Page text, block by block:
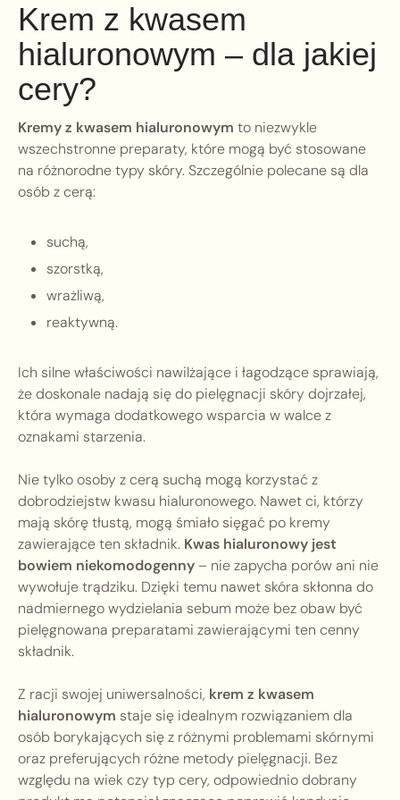
Krem z kwasem
hialuronowym – dla jakiej
cery?
Kremy z kwasem hialuronowym to niezwykle
wszechstronne preparaty, które mogą być stosowane
na różnorodne typy skóry. Szczególnie polecane są dla
osób z cerą:
suchą,
szorstką,
wrażliwą,
reaktywną.
Ich silne właściwości nawilżające i łagodzące sprawiają,
że doskonale nadają się do pielęgnacji skóry dojrzałej,
która wymaga dodatkowego wsparcia w walce z
oznakami starzenia.
Nie tylko osoby z cerą suchą mogą korzystać z
dobrodziejstw kwasu hialuronowego. Nawet ci, którzy
mają skórę tłustą, mogą śmiało sięgać po kremy
zawierające ten składnik. Kwas hialuronowy jest
bowiem niekomodogenny– nie zapycha porów ani nie
wywołuje trądziku. Dzięki temu nawet skóra skłonna do
nadmiernego wydzielania sebum może bez obaw być
pielęgnowana preparatami zawierającymi ten cenny
składnik.
Z racji swojej uniwersalności, krem z kwasem
hialuronowym staje się idealnym rozwiązaniem dla
osób borykających się z różnymi problemami skórnymi
oraz preferujących różne metody pielęgnacji. Bez
względu na wiek czy typ cery, odpowiednio dobrany